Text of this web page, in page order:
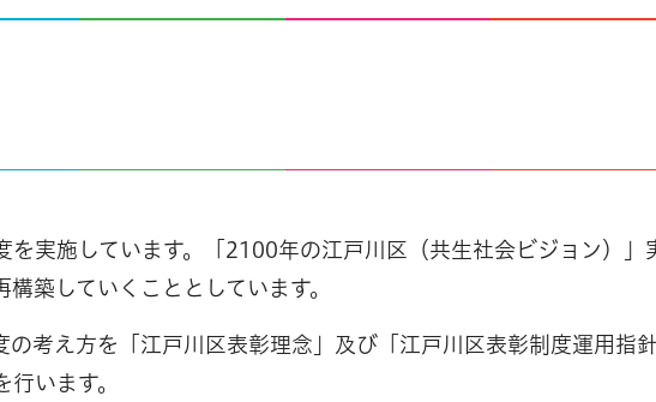
を実施しています。「2100年の江戸川区（共生社会ビジョン）
築していくこととしています。
の考え方を「江戸川区表彰理念」及び「江戸川区表彰制度運用指
います。